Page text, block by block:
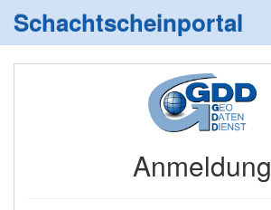
Schachtscheinportal
Anmeldung